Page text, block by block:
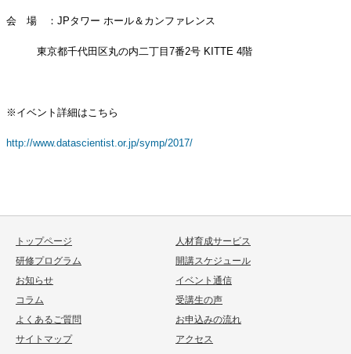
会 場 ：JPタワー ホール＆カンファレンス
東京都千代田区丸の内二丁目7番2号 KITTE 4階
※イベント詳細はこちら
http://www.datascientist.or.jp/symp/2017/
トップページ
人材育成サービス
研修プログラム
開講スケジュール
お知らせ
イベント通信
コラム
受講生の声
よくあるご質問
お申込みの流れ
サイトマップ
アクセス